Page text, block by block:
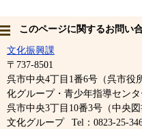
このページに関するお問い
文化振興課
〒737-8501
呉市中央4丁目1番6号（呉市役
化グループ・青少年指導センタ
呉市中央3丁目10番3号（中央
文化グループ
Tel：0823-25-